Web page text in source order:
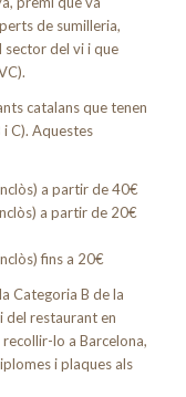
de sumilleria,
sector del vi i que
catalans que tenen
C). Aquestes
a partir de 40€
a partir de 20€
fins a 20€
Categoria B de la
del restaurant en
lo a Barcelona,
i plaques als